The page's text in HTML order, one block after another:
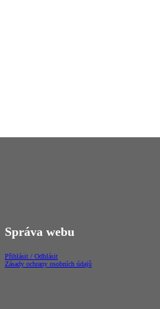
Správa webu
Přihlásit / Odhlásit
Zásady ochrany osobních údajů